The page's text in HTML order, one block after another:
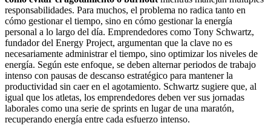
responsabilidades. Para muchos, el problema no radica tanto en
cómo gestionar el tiempo, sino en cómo gestionar la energía
personal a lo largo del día. Emprendedores como Tony Schwartz,
fundador del Energy Project, argumentan que la clave no es
necesariamente administrar el tiempo, sino optimizar los niveles de
energía. Según este enfoque, se deben alternar periodos de trabajo
intenso con pausas de descanso estratégico para mantener la
productividad sin caer en el agotamiento. Schwartz sugiere que, al
igual que los atletas, los emprendedores deben ver sus jornadas
laborales como una serie de sprints en lugar de una maratón,
recuperando energía entre cada esfuerzo intenso.